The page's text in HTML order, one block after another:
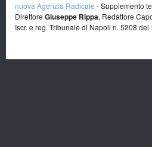
nuova Agenzia Radicale - Supplemento
Direttore Giuseppe Rippa, Redattore
Iscr. e reg. Tribunale di Napoli n. 5208